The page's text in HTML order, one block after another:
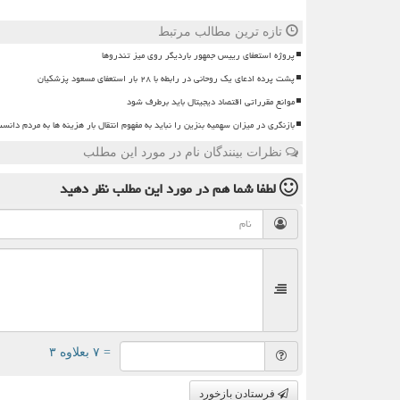
تازه ترین مطالب مرتبط
پروژه استعفای رییس جمهور باردیگر روی میز تندروها
پشت پرده ادعای یک روحانی در رابطه با ۲۸ بار استعفای مسعود پزشکیان
موانع مقرراتی اقتصاد دیجیتال باید برطرف شود
بازنگری در میزان سهمیه بنزین را نباید به مفهوم انتقال بار هزینه ها به مردم
نظرات بینندگان نام در مورد این مطلب
لطفا شما همدر مورد این مطلبنظر دهید
= ۷ بعلاوه ۳
فرستادن بازخورد